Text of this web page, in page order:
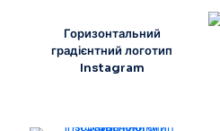
Горизонтальний
градієнтний логотип
Instagram